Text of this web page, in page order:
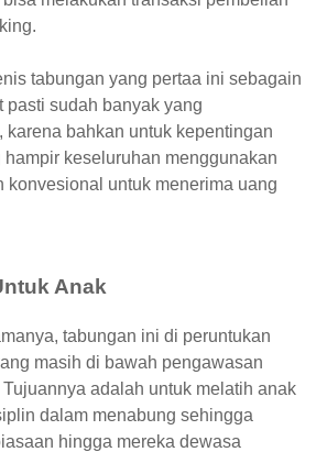
tabungan yang pertaa ini sebagain
pasti sudah banyak yang
karena bahkan untuk kepentingan
keseluruhan menggunakan
konvesional untuk menerima uang
Anak
tabungan ini di peruntukan
masih di bawah pengawasan
adalah untuk melatih anak
dalam menabung sehingga
hingga mereka dewasa